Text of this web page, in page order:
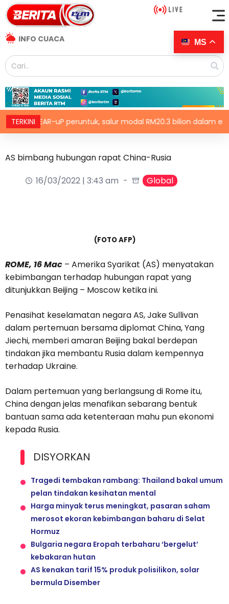
INFO CUACA
TERKINI
GEAR-uP peruntuk, salur modal RM20.3 bilion dalam ekonomi
AS bimbang hubungan rapat China-Rusia
16/03/2022 | 3:43 am
Global
(FOTO AFP)
ROME, 16 Mac – Amerika Syarikat (AS) menyatakan
kebimbangan terhadap hubungan rapat yang
ditunjukkan Beijing – Moscow ketika ini.
Penasihat keselamatan negara AS, Jake Sullivan
dalam pertemuan bersama diplomat China, Yang
Jiechi, memberi amaran Beijing bakal berdepan
tindakan jika membantu Rusia dalam kempennya
terhadap Ukraine.
Dalam pertemuan yang berlangsung di Rome itu,
China dengan jelas menafikan sebarang bentuk
bantuan sama ada ketenteraan mahu pun ekonomi
kepada Rusia.
DISYORKAN
Tragedi tembakan rambang: Thailand bakal umum
pelan tindakan kesihatan mental
Harga minyak terus meningkat, pasaran saham
merosot ekoran kebimbangan baharu di Selat
Hormuz
Bulgaria negara Eropah terbaharu ‘bergelut’
kebakaran hutan
AS kenakan tarif 15% produk polisilikon, solar
bermula Disember
MS